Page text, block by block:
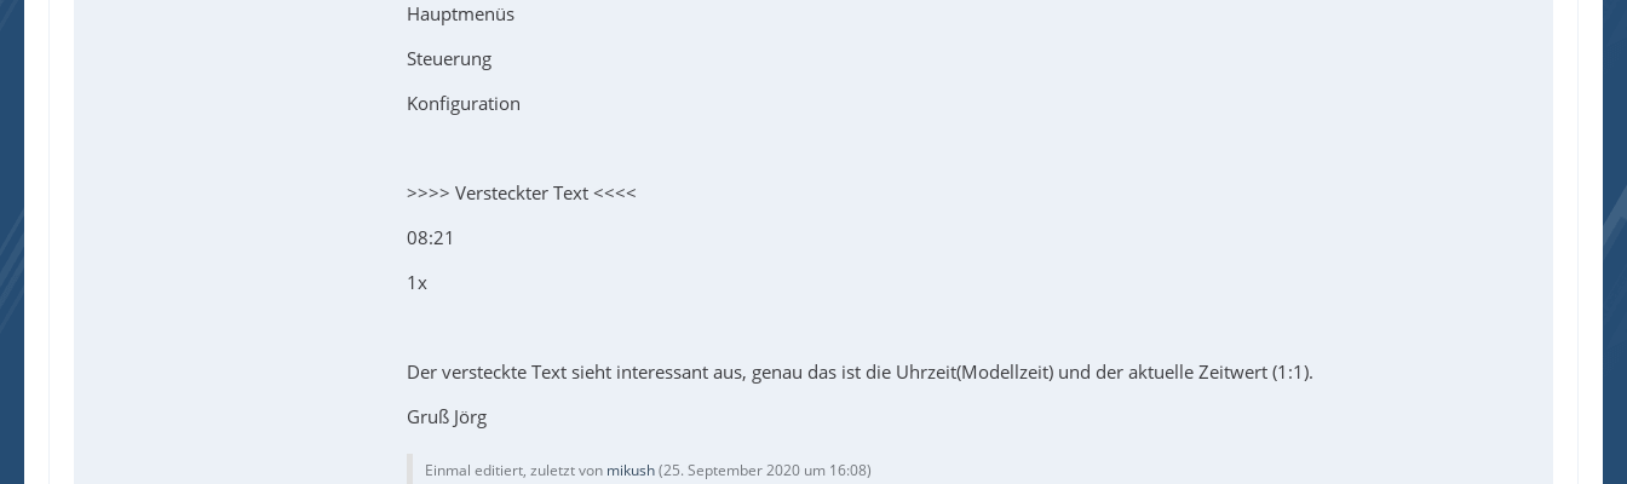
Hauptmenüs
Steuerung
Konfiguration
>>>> Versteckter Text <<<<
08:21
1x
Der versteckte Text sieht interessant aus, genau das ist die Uhrzeit(Modellzeit) und der aktuelle Zeitwert (1:1).
Gruß Jörg
Einmal editiert, zuletzt von mikush(25. September 2020 um 16:08)